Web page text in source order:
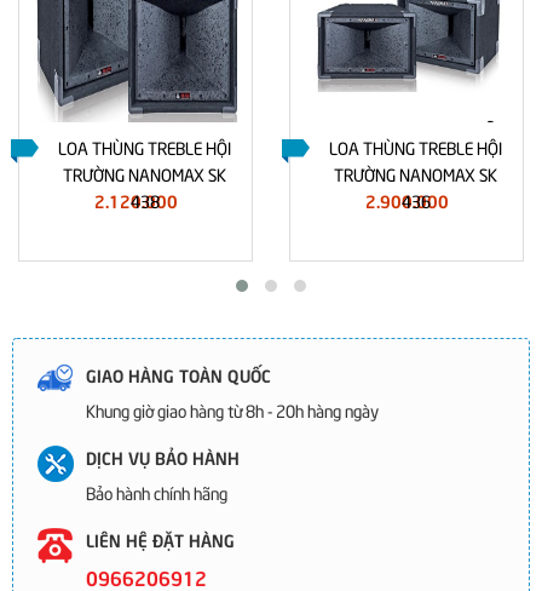
LOA THÙNG TREBLE HỘI
TRƯỜNG NANOMAX SK
438
2.120.000
LOA THÙNG TREBLE HỘI
TRƯỜNG NANOMAX SK
436
2.900.000
GIAO HÀNG TOÀN QUỐC
Khung giờ giao hàng từ 8h - 20h hàng ngày
DỊCH VỤ BẢO HÀNH
Bảo hành chính hãng
LIÊN HỆ ĐẶT HÀNG
0966206912